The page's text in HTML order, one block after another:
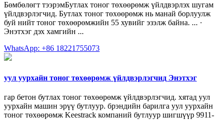
Бөмбөлөгт тээрэмБутлах тоног төхөөрөмж үйлдвэрлэх шугам
үйлдвэрлэгчид. Бутлах тоног төхөөрөмж нь манай борлуулж
буй нийт тоног төхөөрөмжийн 55 хувийг эзэлж байна. ... ·
Энэтхэг дэх хамгийн ...
WhatsApp: +86 18221755073
уул уурхайн тоног төхөөрөмж үйлдвэрлэгчид Энэтхэг
гар бетон бутлах тоног төхөөрөмж үйлдвэрлэгчид. хятад уул
уурхайн машин эрүү бутлуур. брэндийн барилга уул уурхайн
тоног төхөөрөмж Keestrack компаний бутлуур шигшүүр 9911-